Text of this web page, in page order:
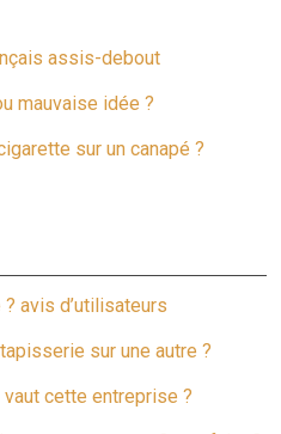
assis-debout
mauvaise idée ?
sur un canapé ?
avis d’utilisateurs
sur une autre ?
cette entreprise ?